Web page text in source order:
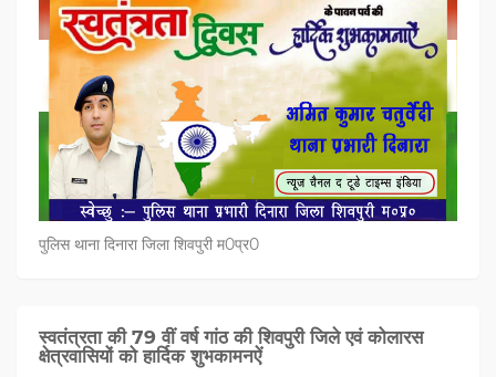
पुलिस थाना दिनारा जिला शिवपुरी म0प्र0
स्वतंत्रता की 79 वीं वर्ष गांठ की शिवपुरी जिले एवं कोलारस
क्षेत्रवासियों को हार्दिक शुभकामनऐं